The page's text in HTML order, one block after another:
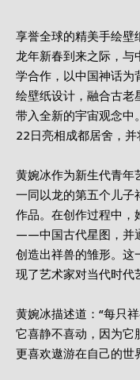
享誉全球的精美手绘
龙年新春到来之际，与
学合作，以中国神话为
绘壁纸设计，融合古老
带入全新的宇宙观念中
22日亮相成都居舍，并
黄婉冰作为新生代青年
一同以龙的第五个儿子
作品。在创作过程中，
——中国古代星图，并
创造出祥兽的雏形。这
现了艺术家对当代时代
黄婉冰描述道：“每只
它喜静不喜动，因为它
更喜欢遨游在自己的世